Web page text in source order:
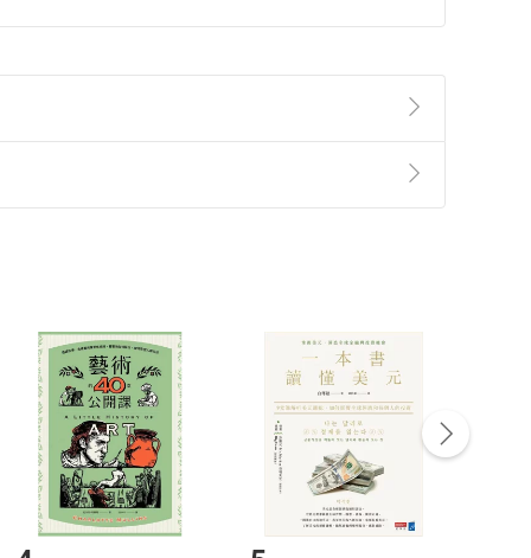
第2條第5款之規定，「非以有形媒介提供之數位
點選「瀏覽訂單明細」 「申請取消訂單/ 退
貨。
付款方式
Payment
完成訂單
Complete
號，下載書籍後看書